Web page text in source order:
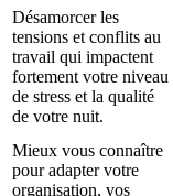
Désamorcer les
tensions et conflits au
travail qui impactent
fortement votre niveau
de stress et la qualité
de votre nuit.
Mieux vous connaître
pour adapter votre
organisation, vos